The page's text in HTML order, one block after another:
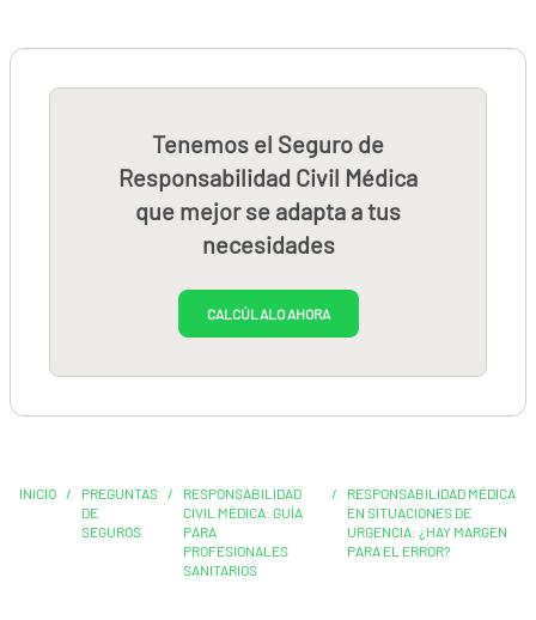
Tenemos el Seguro de
Responsabilidad Civil Médica
que mejor se adapta a tus
necesidades
CALCÚLALO AHORA
INICIO /
PREGUNTAS
DE
SEGUROS
/
RESPONSABILIDAD
CIVIL MÉDICA: GUÍA
PARA
PROFESIONALES
SANITARIOS
/
RESPONSABILIDAD MÉDICA
EN SITUACIONES DE
URGENCIA: ¿HAY MARGEN
PARA EL ERROR?